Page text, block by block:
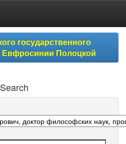
государственного
Евфросинии Полоцкой
Search